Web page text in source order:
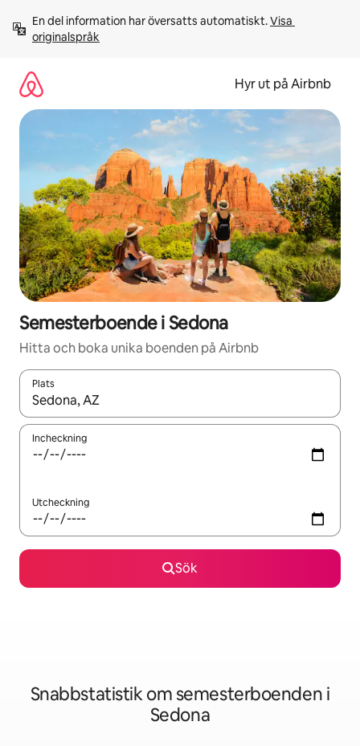
innehåll
En del information har översatts automatiskt. Visa
originalspråk
Hyr ut på Airbnb
Semesterboende i Sedona
Hitta och boka unika boenden på Airbnb
Plats
När resultaten är tillgängliga kan du navigera med upp- och
Incheckning
Utcheckning
Sök
Snabbstatistik om semesterboenden i
Sedona